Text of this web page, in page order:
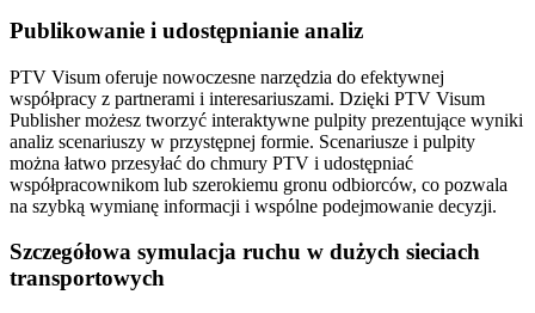
Publikowanie i udostępnianie analiz
PTV Visum oferuje nowoczesne narzędzia do efektywnej
współpracy z partnerami i interesariuszami. Dzięki PTV Visum
Publisher możesz tworzyć interaktywne pulpity prezentujące wyniki
analiz scenariuszy w przystępnej formie. Scenariusze i pulpity
można łatwo przesyłać do chmury PTV i udostępniać
współpracownikom lub szerokiemu gronu odbiorców, co pozwala
na szybką wymianę informacji i wspólne podejmowanie decyzji.
Szczegółowa symulacja ruchu w dużych sieciach
transportowych